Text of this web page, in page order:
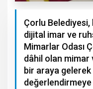
Çorlu Belediyesi,
dijital imar ve
Mimarlar Odası
dâhil olan mimar
bir araya gelerek